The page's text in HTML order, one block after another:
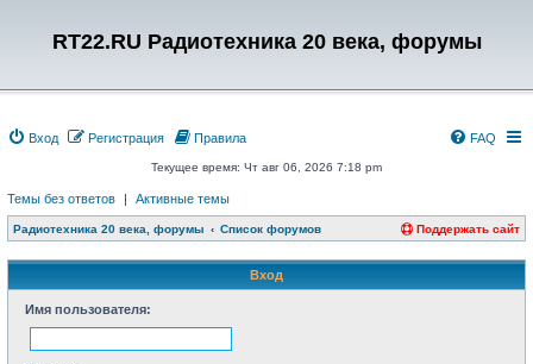
RT22.RU Радиотехника 20 века, форумы
Вход Регистрация FAQ
Правила
Текущее время: Чт авг 06, 2026 7:18 pm
Темы без ответов | Активные темы
Радиотехника 20 века, форумы Список форумов Поддержать сайт
Вход
Имя пользователя: